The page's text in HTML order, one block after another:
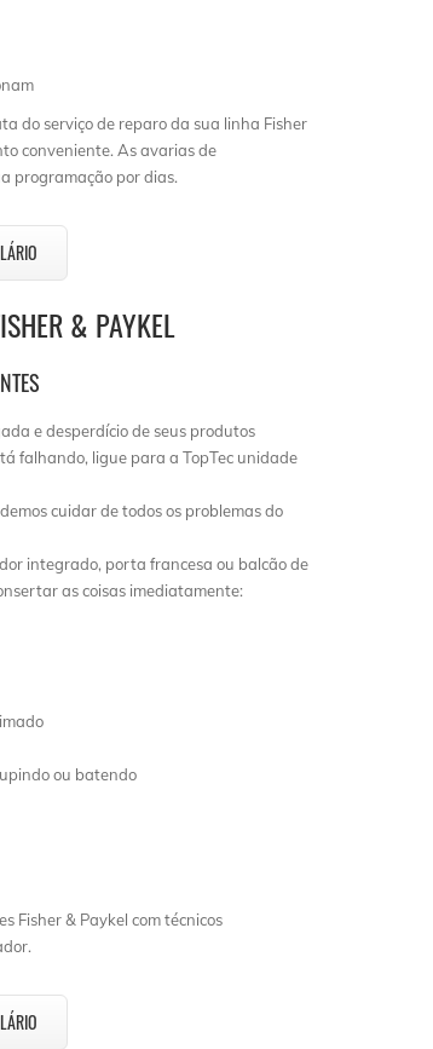
do serviço de reparo da sua linha Fisher
conveniente. As avarias de
programação por dias.
& PAYKEL
e desperdício de seus produtos
falhando, ligue para a TopTec unidade
cuidar de todos os problemas do
integrado, porta francesa ou balcão de
as coisas imediatamente:
ou batendo
Fisher & Paykel com técnicos